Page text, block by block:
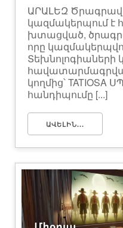
ԱՐԱԼԵԶ
կազմակերպում
խտացված,
որը
Տեխնոլոգիաների
կողմից՝ TATIOSA
հանդիպումը [...]
ԱՎԵԼԻՆ...